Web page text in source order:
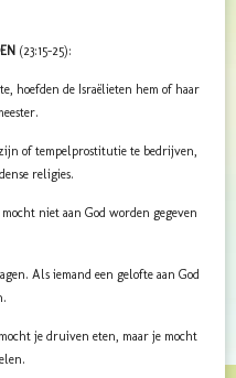
(23:15-25):
hoefden de Israëlieten hem of haar
of tempelprostitutie te bedrijven,
religies.
niet aan God worden gegeven
Als iemand een gelofte aan God
je druiven eten, maar je mocht